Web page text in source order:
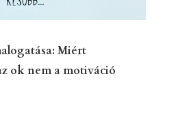
Miért
ok nem a motiváció